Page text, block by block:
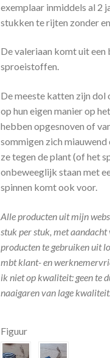
exemplaar inmiddels al 2
stukken te rijten zonder
De valeriaan komt uit
sproeistoffen.
De meeste katten zijn dol
op hun eigen manier op
hebben opgesnoven of
sommigen zich
ze tegen de plant (of het
onbeweeglijk staan met
spinnen komt ook voor.
Alle producten uit mijn
stuk per stuk, met
producten te gebruiken uit
mbt klant- en
ik niet op kwaliteit: geen te
naaigaren van lage
Figuur